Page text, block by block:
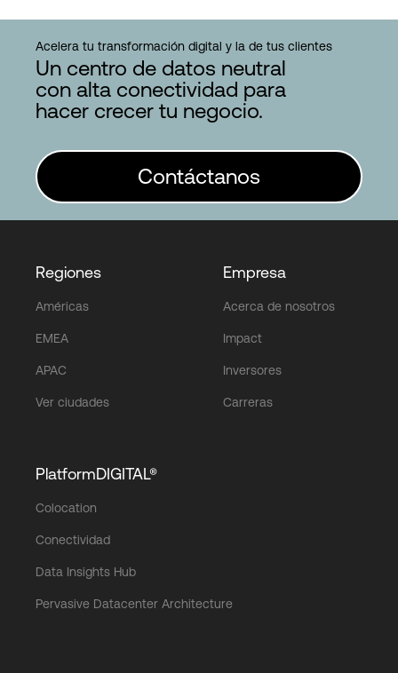
Acelera tu transformación digital y la de tus clientes
Un centro de datos neutral
con alta conectividad para
hacer crecer tu negocio.
Contáctanos
Regiones
Américas
EMEA
APAC
Ver ciudades
Empresa
Acerca de nosotros
Impact
Inversores
Carreras
PlatformDIGITAL®
Colocation
Conectividad
Data Insights Hub
Pervasive Datacenter Architecture